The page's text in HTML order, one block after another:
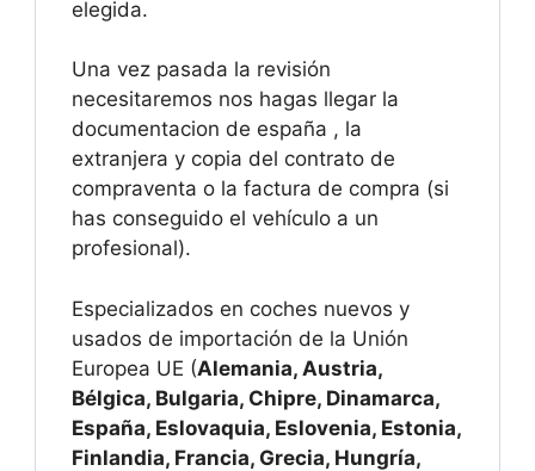
elegida.
Una vez pasada la revisión
necesitaremos nos hagas llegar la
documentacion de españa , la
extranjera y copia del contrato de
compraventa o la factura de compra (si
has conseguido el vehículo a un
profesional).
Especializados en coches nuevos y
usados de importación de la Unión
Europea UE (Alemania, Austria,
Bélgica, Bulgaria, Chipre, Dinamarca,
España, Eslovaquia, Eslovenia, Estonia,
Finlandia, Francia, Grecia, Hungría,